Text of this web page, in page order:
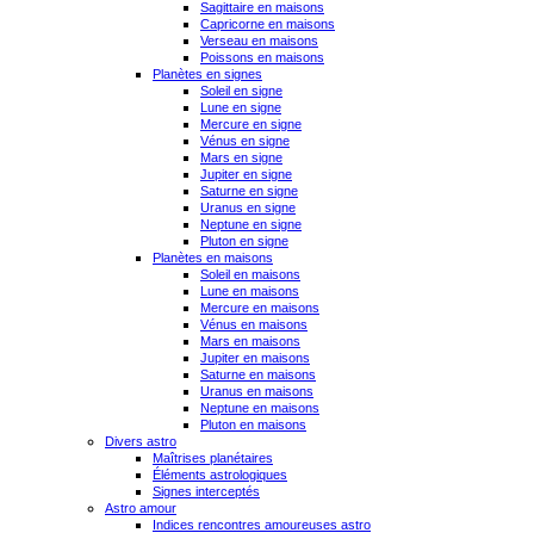
Sagittaire en maisons
Capricorne en maisons
Verseau en maisons
Poissons en maisons
Planètes en signes
Soleil en signe
Lune en signe
Mercure en signe
Vénus en signe
Mars en signe
Jupiter en signe
Saturne en signe
Uranus en signe
Neptune en signe
Pluton en signe
Planètes en maisons
Soleil en maisons
Lune en maisons
Mercure en maisons
Vénus en maisons
Mars en maisons
Jupiter en maisons
Saturne en maisons
Uranus en maisons
Neptune en maisons
Pluton en maisons
Divers astro
Maîtrises planétaires
Éléments astrologiques
Signes interceptés
Astro amour
Indices rencontres amoureuses astro